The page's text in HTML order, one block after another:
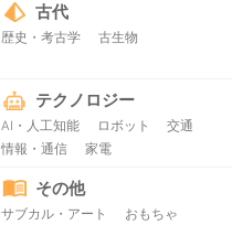
古代
歴史・考古学 古生物
テクノロジー
AI・人工知能 ロボット
交通
情報・通信
家電
その他
サブカル・アート
おもちゃ